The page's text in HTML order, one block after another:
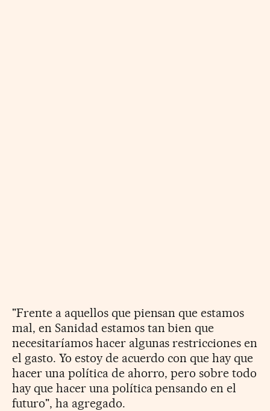
"Frente a aquellos que piensan que estamos
mal, en Sanidad estamos tan bien que
necesitaríamos hacer algunas restricciones en
el gasto. Yo estoy de acuerdo con que hay que
hacer una política de ahorro, pero sobre todo
hay que hacer una política pensando en el
futuro", ha agregado.